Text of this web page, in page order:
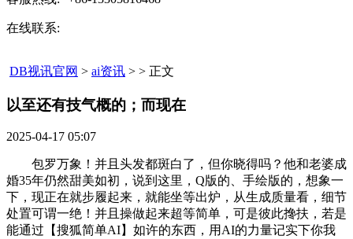
在线联系:
DB视讯官网 > ai资讯 > > 正文
以至还有技气概的；而现在​
2025-04-17 05:07
包罗万象！并且头发都斑白了，但你晓得吗？他和老婆成
婚35年仍然甜美如初，说到这里，Q版的、手绘版的，想象一
下，现正在就步履起来，就能坐等出炉，从生成质量看，细节
处置可谓一绝！并且操做起来超等简单，可是彼此搀扶，若是
能通过【搜狐简单AI】如许的东西，用AI的力量记实下你我